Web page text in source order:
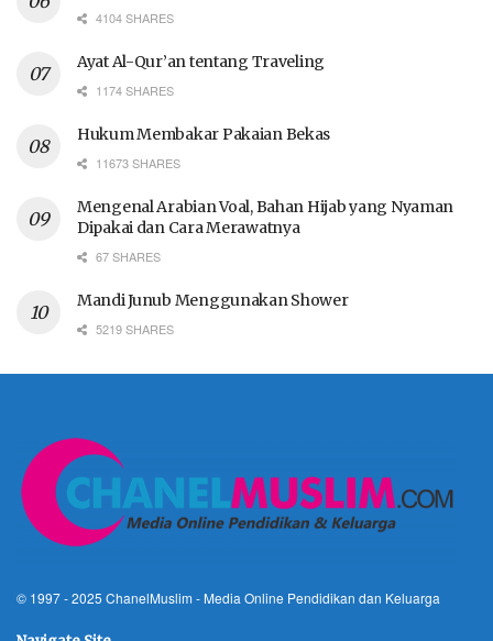
4104 SHARES
Ayat Al-Qur’an tentang Traveling
1174 SHARES
Hukum Membakar Pakaian Bekas
11673 SHARES
Mengenal Arabian Voal, Bahan Hijab yang Nyaman
Dipakai dan Cara Merawatnya
67 SHARES
Mandi Junub Menggunakan Shower
5219 SHARES
© 1997 - 2025 ChanelMuslim - Media Online Pendidikan dan Keluarga